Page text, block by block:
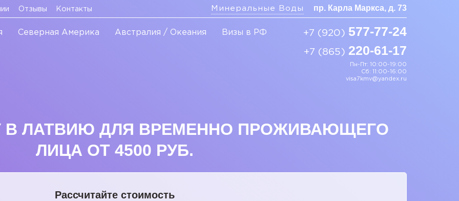
Отзывы Контакты Минеральные Воды пр. Карла Маркса, д. 73
Северная Америка Австралия / Океания Визы в РФ +7 (920) 577-77-24
+7 (865) 220-61-17
Пн-Пт: 10:00-19:00
Сб: 11:00-16:00
visa7kmv@yandex.ru
В ЛАТВИЮ ДЛЯ ВРЕМЕННО ПРОЖИВАЮЩЕГО
ЛИЦА ОТ 4500 РУБ.
Рассчитайте стоимость